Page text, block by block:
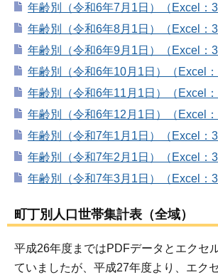
年齢別（令和6年7月1日）（Excel：
年齢別（令和6年8月1日）（Excel：
年齢別（令和6年9月1日）（Excel：
年齢別（令和6年10月1日）（Excel：
年齢別（令和6年11月1日）（Excel：
年齢別（令和6年12月1日）（Excel：
年齢別（令和7年1月1日）（Excel：
年齢別（令和7年2月1日）（Excel：
年齢別（令和7年3月1日）（Excel：
町丁別人口世帯集計表（全域）
平成26年度まではPDFデータとエクセ
ていましたが、平成27年度より、エク